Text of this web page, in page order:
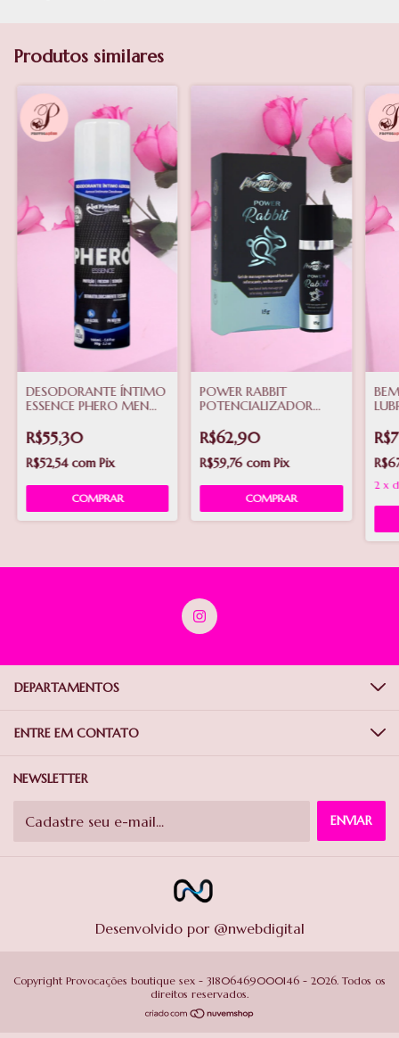
Produtos similares
DESODORANTE ÍNTIMO
ESSENCE PHERO MEN
PIMIENTA
R$55,30
R$52,54com Pix
POWER RABBIT
POTENCIALIZADOR
PROVOKE-ME
R$62,90
R$59,76com Pix
2 x
DEPARTAMENTOS
ENTRE EM CONTATO
NEWSLETTER
Desenvolvido por @nwebdigital
Copyright Provocações boutique sex - 31806469000146 - 2026. Todos os
direitos reservados.